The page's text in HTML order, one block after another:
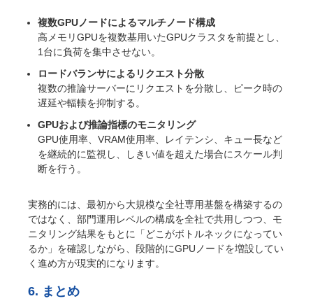
複数GPUノードによるマルチノード構成
高メモリGPUを複数基用いたGPUクラスタを前提とし、
1台に負荷を集中させない。
ロードバランサによるリクエスト分散
複数の推論サーバーにリクエストを分散し、ピーク時の
遅延や輻輳を抑制する。
GPUおよび推論指標のモニタリング
GPU使用率、VRAM使用率、レイテンシ、キュー長など
を継続的に監視し、しきい値を超えた場合にスケール判
断を行う。
実務的には、最初から大規模な全社専用基盤を構築するの
ではなく、部門運用レベルの構成を全社で共用しつつ、モ
ニタリング結果をもとに「どこがボトルネックになってい
るか」を確認しながら、段階的にGPUノードを増設してい
く進め方が現実的になります。
6. まとめ